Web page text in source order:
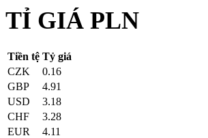
TỈ GIÁ PLN
Tiền tệ Tỷ giá
CZK
0.16
GBP
4.91
USD
3.18
CHF
3.28
EUR
4.11